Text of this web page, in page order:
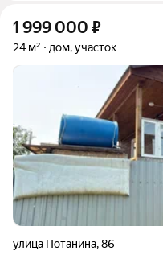
1 999 000 ₽
24 м² дом, участок
улица Потанина,86